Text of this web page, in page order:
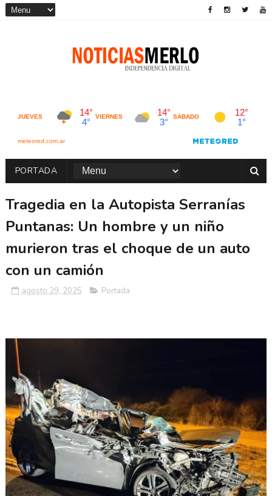
PORTADA
Tragedia en la Autopista Serranías
Puntanas: Un hombre y un niño
murieron tras el choque de un auto
con un camión
agosto 29, 2025 Portada